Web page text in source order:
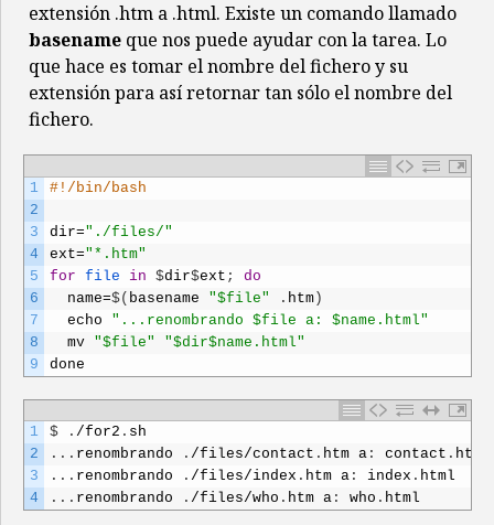
extensión .htm a .html. Existe un comando llamado
basename que nos puede ayudar con la tarea. Lo
que hace es tomar el nombre del fichero y su
extensión para así retornar tan sólo el nombre del
fichero.
1
2
3
4
5
6
7
8
9
#!/bin/bash
dir="./files/"
ext="*.htm"
for file in $dir$ext ;
do
name=$( basename "$file" . htm)
echo
"...renombrando $file a: $name.html"
mv "$file"
"$dir$name.html"
done
1
2
3
4
$ . /for2 . sh
. . . renombrando . /files/contact . htm a : contact . html
. . . renombrando . /files/index . htm a : index . html
. . . renombrando . /files/who . htm a : who . html